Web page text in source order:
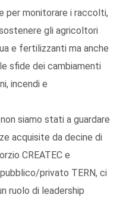
per monitorare i raccolti,
gli agricoltori
e fertilizzanti ma anche
sfide dei cambiamenti
incendi e
siamo stati a guardare
acquisite da decine di
CREATEC e
privato TERN, ci
ruolo di leadership